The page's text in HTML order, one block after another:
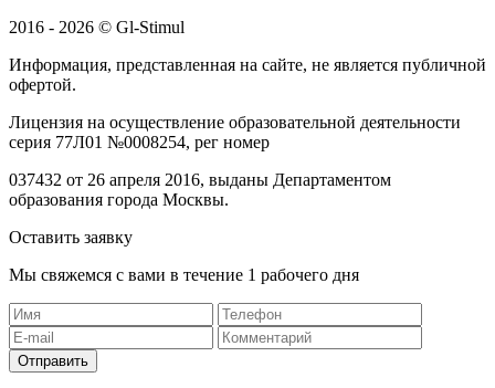
2016 - 2026 © Gl-Stimul
Информация, представленная на сайте, не является публичной
офертой.
Лицензия на осуществление образовательной деятельности
серия 77Л01 №0008254, рег номер
037432 от 26 апреля 2016, выданы Департаментом
образования города Москвы.
Оставить заявку
Мы свяжемся с вами в течение 1 рабочего дня
Отправить